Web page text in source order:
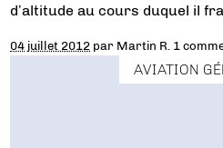
d’altitude au cours duquel il
04 juillet 2012 par Martin R. 1
AVIATION